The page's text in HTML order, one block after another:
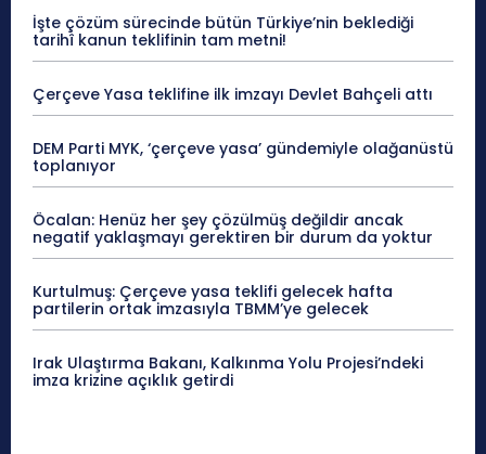
İşte çözüm sürecinde bütün Türkiye’nin beklediği
tarihî kanun teklifinin tam metni!
Çerçeve Yasa teklifine ilk imzayı Devlet Bahçeli attı
DEM Parti MYK, ‘çerçeve yasa’ gündemiyle olağanüstü
toplanıyor
Öcalan: Henüz her şey çözülmüş değildir ancak
negatif yaklaşmayı gerektiren bir durum da yoktur
Kurtulmuş: Çerçeve yasa teklifi gelecek hafta
partilerin ortak imzasıyla TBMM’ye gelecek
Irak Ulaştırma Bakanı, Kalkınma Yolu Projesi’ndeki
imza krizine açıklık getirdi